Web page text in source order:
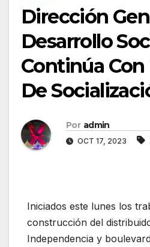
Dirección
Desarrollo
Continúa Con
De
Por admin
OCT 17, 2023
Iniciados este lunes los
construcción del
Independencia y